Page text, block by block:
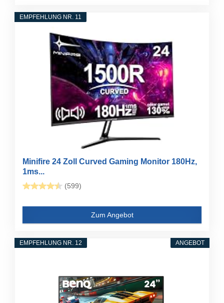
EMPFEHLUNG NR. 11
Minifire 24 Zoll Curved Gaming Monitor 180Hz,
1ms...
(599)
Zum Angebot
ANGEBOT
EMPFEHLUNG NR. 12